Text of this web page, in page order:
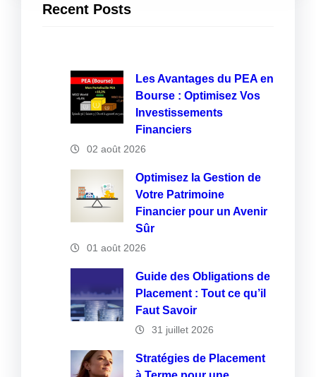
Recent Posts
Les Avantages du PEA en
Bourse : Optimisez Vos
Investissements
Financiers
02 août 2026
Optimisez la Gestion de
Votre Patrimoine
Financier pour un Avenir
Sûr
01 août 2026
Guide des Obligations de
Placement : Tout ce qu’il
Faut Savoir
31 juillet 2026
Stratégies de Placement